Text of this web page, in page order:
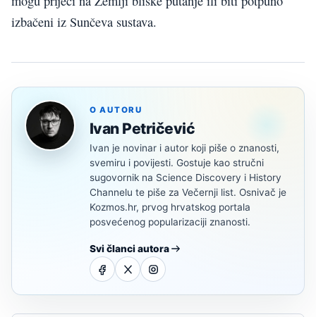
izbačeni iz Sunčeva sustava.
O AUTORU
Ivan Petričević
Ivan je novinar i autor koji piše o znanosti,
svemiru i povijesti. Gostuje kao stručni
sugovornik na Science Discovery i History
Channelu te piše za Večernji list. Osnivač je
Kozmos.hr, prvog hrvatskog portala
posvećenog popularizaciji znanosti.
Svi članci autora